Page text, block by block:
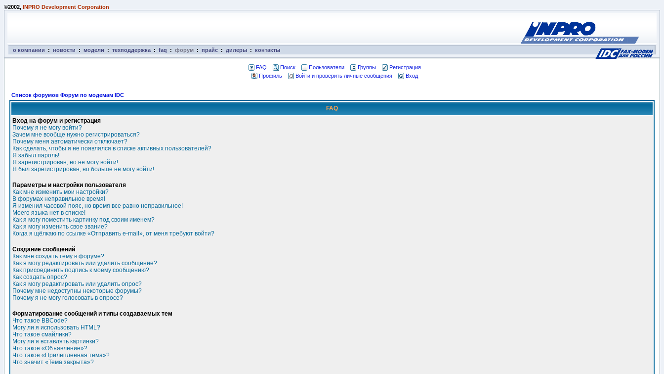
©2002, INPRO Development Corporation
о компании : новости : модели : техподдержка : faq : форум : прайс : дилеры : контакты
FAQ Поиск Пользователи Группы
Регистрация
Профиль
Войти и проверить личные сообщения Вход
Список форумов Форум по модемам IDC
FAQ
Вход на форум и регистрация
Почему я не могу войти?
Зачем мне вообще нужно регистрироваться?
Почему меня автоматически отключает?
Как сделать, чтобы я не появлялся в списке активных пользователей?
Я забыл пароль!
Я зарегистрирован, но не могу войти!
Я был зарегистрирован, но больше не могу войти!
Параметры и настройки пользователя
Как мне изменить мои настройки?
В форумах неправильное время!
Я изменил часовой пояс, но время все равно неправильное!
Моего языка нет в списке!
Как я могу поместить картинку под своим именем?
Как я могу изменить свое звание?
Когда я щёлкаю по ссылке «Отправить e-mail», от меня требуют войти?
Создание сообщений
Как мне создать тему в форуме?
Как я могу редактировать или удалить сообщение?
Как присоединить подпись к моему сообщению?
Как создать опрос?
Как я могу редактировать или удалить опрос?
Почему мне недоступны некоторые форумы?
Почему я не могу голосовать в опросе?
Форматирование сообщений и типы создаваемых тем
Что такое BBCode?
Могу ли я использовать HTML?
Что такое смайлики?
Могу ли я вставлять картинки?
Что такое «Объявление»?
Что такое «Прилепленная тема»?
Что значит «Тема закрыта»?